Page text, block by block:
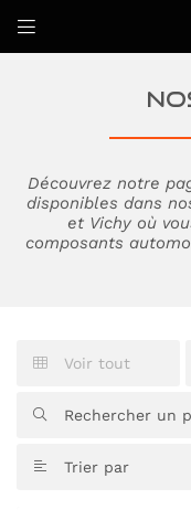

Découvrez notre
disponibles dans
et Vichy où
composants
 Voir tout

 Trier par